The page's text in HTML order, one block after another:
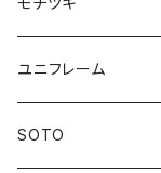
ユニフレーム
SOTO